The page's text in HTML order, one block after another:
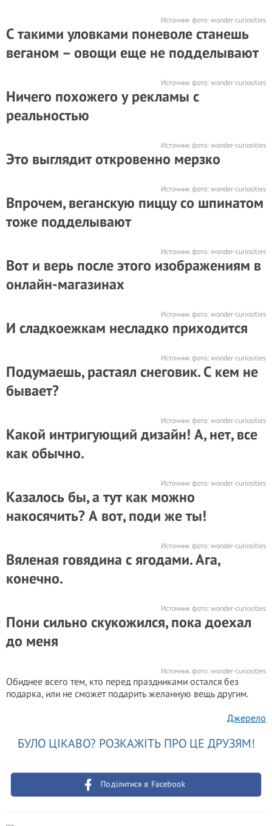
Источник фото: wonder-curiosities
С такими уловками поневоле станешь
веганом – овощи еще не подделывают
Источник фото: wonder-curiosities
Ничего похожего у рекламы с
реальностью
Источник фото: wonder-curiosities
Это выглядит откровенно мерзко
Источник фото: wonder-curiosities
Впрочем, веганскую пиццу со шпинатом
тоже подделывают
Источник фото: wonder-curiosities
Вот и верь после этого изображениям в
онлайн-магазинах
Источник фото: wonder-curiosities
И сладкоежкам несладко приходится
Источник фото: wonder-curiosities
Подумаешь, растаял снеговик. С кем не
бывает?
Источник фото: wonder-curiosities
Какой интригующий дизайн! А, нет, все
как обычно.
Источник фото: wonder-curiosities
Казалось бы, а тут как можно
накосячить? А вот, поди же ты!
Источник фото: wonder-curiosities
Вяленая говядина с ягодами. Ага,
конечно.
Источник фото: wonder-curiosities
Пони сильно скукожился, пока доехал
до меня
Источник фото: wonder-curiosities
Обиднее всего тем, кто перед праздниками остался без
подарка, или не сможет подарить желанную вещь другим.
Джерело
БУЛО ЦІКАВО? РОЗКАЖІТЬ ПРО ЦЕ ДРУЗЯМ!
Поділитися в Facebook